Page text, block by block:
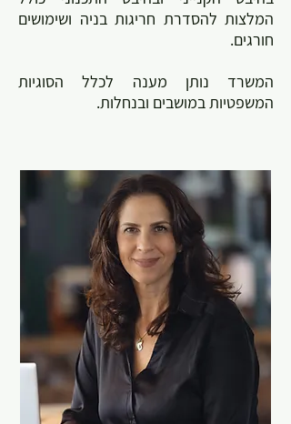
המלצות להסדרת חריגות בניה ושימושים
חורגים.
המשרד נותן מענה לכלל הסוגיות
המשפטיות במושבים ובנחלות.